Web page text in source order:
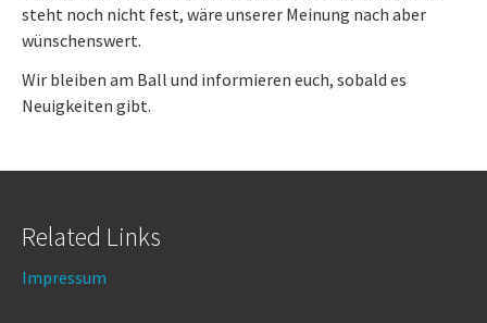
steht noch nicht fest, wäre unserer Meinung nach aber
wünschenswert.
Wir bleiben am Ball und informieren euch, sobald es
Neuigkeiten gibt.
Related Links
Impressum